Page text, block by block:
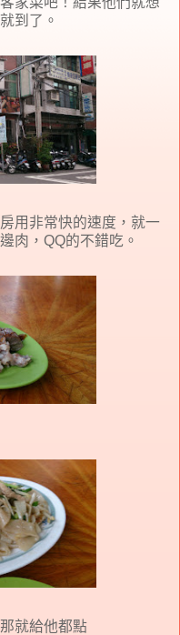
到了。
用非常快的速度，就一
肉，QQ的不錯吃。
就給他都點